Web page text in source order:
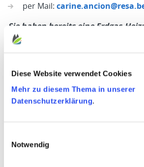
Diese Website verwendet Cookies
Mehr zu diesem Thema in unserer
Datenschutzerklärung.
Notwendig
per Mail:
Sie haben bereits eine Erdgas-
müssen wieder an das Netz
https://www.resa.be/fr/
Angebotsanfrage für einen
Einzelanschluss